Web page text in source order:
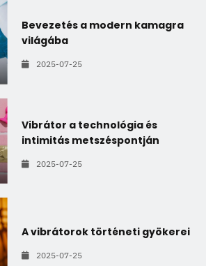
Bevezetés a modern kamagra
világába
2025-07-25
Vibrátor a technológia és
intimitás metszéspontján
2025-07-25
A vibrátorok történeti gyökerei
2025-07-25